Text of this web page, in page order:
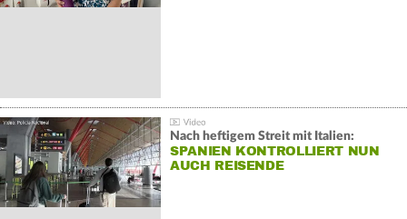
Nach heftigem Streit mit Italien:
SPANIEN KONTROLLIERT NUN
AUCH REISENDE